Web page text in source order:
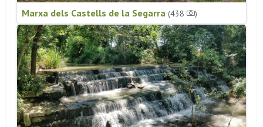
Marxa dels Castells de la Segarra (438 )